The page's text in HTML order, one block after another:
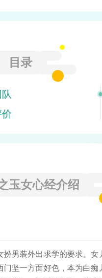
目录
玉女心经介绍
男装外出求学的要求。女
门坚一方面好色，本为白